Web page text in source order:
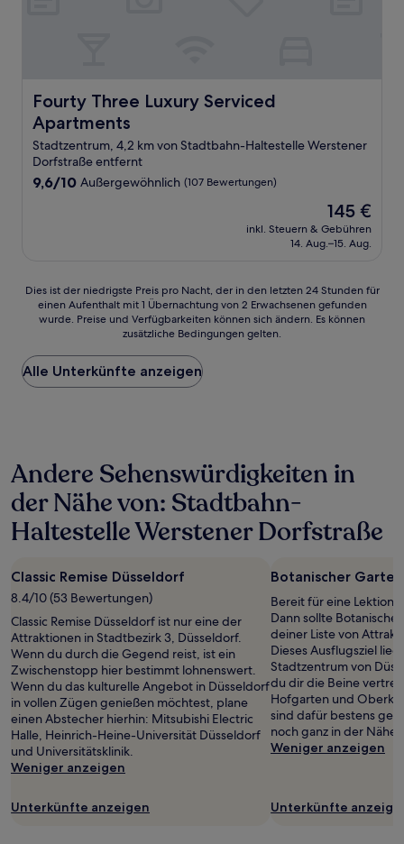
Fourty Three Luxury Serviced
Apartments
Fourty Three Luxury Serviced Apartments
Stadtzentrum, 4,2 km von Stadtbahn-Haltestelle Werstener
Dorfstraße entfernt
9.6
9,6/10 Außergewöhnlich (107 Bewertungen)
Der
Preis
beträgt
145 €
inkl. Steuern & Gebühren
14. Aug.–15. Aug.
Dies
der
Preis
pro
Nacht,
24 Stunden
für
einen
Aufenthalt
mit
2 Erwachsenen
gefunden
wurde.
Preise
und
Verfügbarkeiten
können
sich
ändern.
Es
können
zusätzliche
Bedingungen
Dies ist der niedrigste Preis pro Nacht, der in den letzten 24 Stunden für
einen Aufenthalt mit 1 Übernachtung von 2 Erwachsenen gefunden
wurde. Preise und Verfügbarkeiten können sich ändern. Es können
zusätzliche Bedingungen gelten.
Alle Unterkünfte anzeigen
Andere Sehenswürdigkeiten in
der Nähe von: Stadtbahn-
Haltestelle Werstener Dorfstraße
Classic Remise Düsseldorf
8.4/10 (53 Bewertungen)
Classic Remise Düsseldorf ist nur eine der
Attraktionen in Stadtbezirk 3, Düsseldorf.
Wenn du durch die Gegend reist, ist ein
Zwischenstopp hier bestimmt lohnenswert.
Wenn du das kulturelle Angebot in Düsseldorf
in vollen Zügen genießen möchtest, plane
einen Abstecher hierhin: Mitsubishi Electric
Halle, Heinrich-Heine-Universität Düsseldorf
und Universitätsklinik.
Weniger anzeigen
Unterkünfte anzeigen
Botanischer
Bereit für eine Lektion
Dann sollte
deiner Liste von
Dieses Ausflugsziel
Stadtzentrum von
du dir die Beine
Hofgarten und
sind dafür bestens
noch ganz in der Nähe.
Weniger anzeigen
Unterkünfte